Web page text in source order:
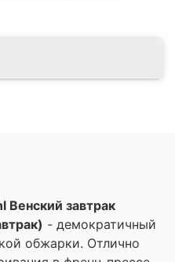
завтрак
- демократичный
обжарки. Отлично